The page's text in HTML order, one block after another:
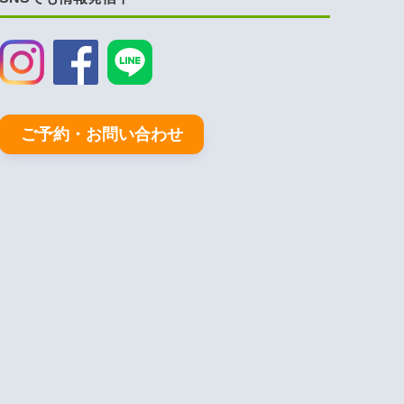
ご予約・お問い合わせ